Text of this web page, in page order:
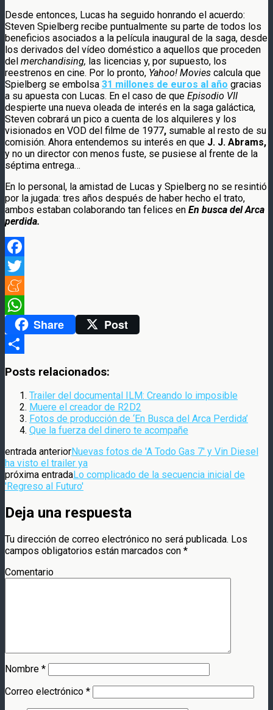
Desde entonces, Lucas ha seguido honrando el acuerdo:
Steven Spielberg recibe puntualmente su parte de todos los
beneficios asociados a la película inaugural de la saga, desde
los derivados del vídeo doméstico a aquellos que proceden
del merchandising, las licencias y, por supuesto, los
reestrenos en cine. Por lo pronto, Yahoo! Movies calcula que
Spielberg se embolsa 31 millones de euros al año gracias
a su apuesta con Lucas. En el caso de que Episodio VII
despierte una nueva oleada de interés en la saga galáctica,
Steven cobrará un pico a cuenta de los alquileres y los
visionados en VOD del filme de 1977, sumable al resto de su
comisión. Ahora entendemos su interés en que J. J. Abrams,
y no un director con menos fuste, se pusiese al frente de la
séptima entrega…
En lo personal, la amistad de Lucas y Spielberg no se resintió
por la jugada: tres años después de haber hecho el trato,
ambos estaban colaborando tan felices en En busca del Arca
perdida.
Facebook
Twitter
Meneame
WhatsAppShare Post
Posts relacionados:
Trailer del documental ILM: Creando lo imposible
Muere el creador de R2D2
Fotos de producción de ‘En Busca del Arca Perdida’
Que la fuerza del dinero te acompañe
entrada anteriorNuevas fotos de 'A Todo Gas 7' y Vin Diesel
ha visto el trailer ya
próxima entradaLo complicado de la secuencia inicial de
'Regreso al Futuro'
Deja una respuesta
Tu dirección de correo electrónico no será publicada. Los
campos obligatorios están marcados con *
Comentario
Nombre *
Correo electrónico *